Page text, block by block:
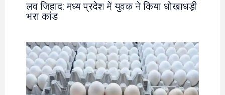
लव जिहाद: मध्य प्रदेश में युवक ने किया धोखाधड़ी
भरा कांड